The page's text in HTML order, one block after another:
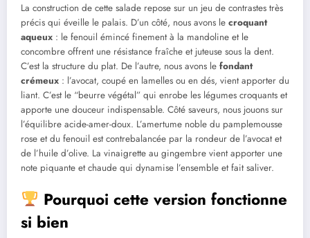
La construction de cette salade repose sur un jeu de contrastes très
précis qui éveille le palais. D’un côté, nous avons le croquant
aqueux : le fenouil émincé finement à la mandoline et le
concombre offrent une résistance fraîche et juteuse sous la dent.
C’est la structure du plat. De l’autre, nous avons le fondant
crémeux : l’avocat, coupé en lamelles ou en dés, vient apporter du
liant. C’est le “beurre végétal” qui enrobe les légumes croquants et
apporte une douceur indispensable. Côté saveurs, nous jouons sur
l’équilibre acide-amer-doux. L’amertume noble du pamplemousse
rose et du fenouil est contrebalancée par la rondeur de l’avocat et
de l’huile d’olive. La vinaigrette au gingembre vient apporter une
note piquante et chaude qui dynamise l’ensemble et fait saliver.
Pourquoi cette version fonctionne
si bien